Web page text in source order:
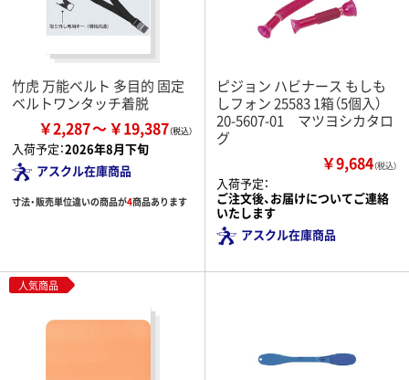
竹虎 万能ベルト 多目的 固定
ベルトワンタッチ着脱
￥2,287 ￥19,387
入荷予定：2026年8月下旬
アスクル在庫商品
寸法・販売単位違いの商品が4商品あります
ピジョン ハビナース もしも
しフォン 25583 1箱（5個入）
20-5607-01 マツヨシカタロ
グ
￥9,684（税込）
入荷予定：
ご注文後、お届けについてご連絡
いたします
アスクル在庫商品
人気商品